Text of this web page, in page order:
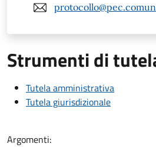
Strumenti di
Tutela amministrativa
Tutela giurisdizionale
Argomenti: